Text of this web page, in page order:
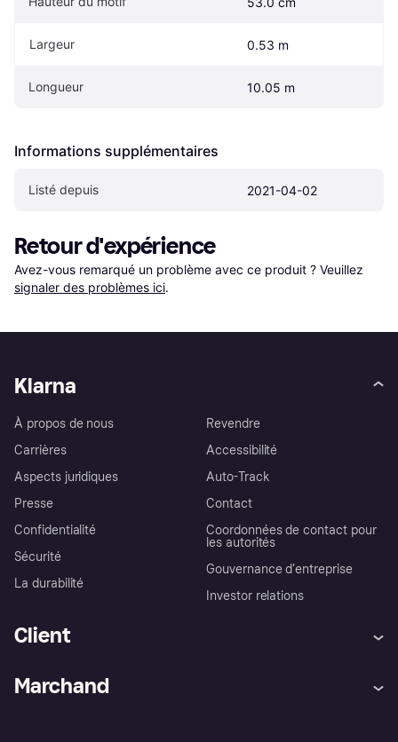
Largeur 0.53 m
Longueur 10.05 m
Informations supplémentaires
Listé depuis 2021-04-02
Retour d'expérience
Avez-vous remarqué un problème avec ce produit ? Veuillez
signaler des problèmes ici.
Klarna
À propos de nous
Carrières
Aspects juridiques
Presse
Confidentialité
Sécurité
La durabilité
Revendre
Accessibilité
Auto-Track
Contact
Coordonnées de contact pour
les autorités
Gouvernance d’entreprise
Investor relations
Client
Marchand